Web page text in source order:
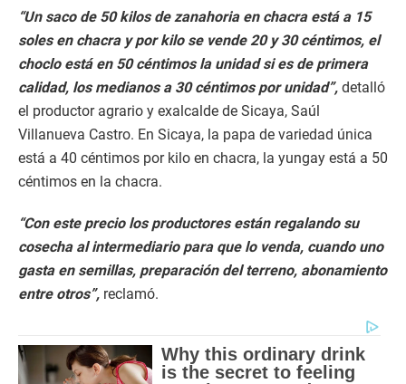
“Un saco de 50 kilos de zanahoria en chacra está a 15
soles en chacra y por kilo se vende 20 y 30 céntimos, el
choclo está en 50 céntimos la unidad si es de primera
calidad, los medianos a 30 céntimos por unidad”, detalló
el productor agrario y exalcalde de Sicaya, Saúl
Villanueva Castro. En Sicaya, la papa de variedad única
está a 40 céntimos por kilo en chacra, la yungay está a 50
céntimos en la chacra.
“Con este precio los productores están regalando su
cosecha al intermediario para que lo venda, cuando uno
gasta en semillas, preparación del terreno, abonamiento
entre otros”, reclamó.